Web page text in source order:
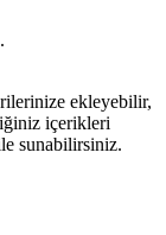
ekleyebilir,
içerikleri
sunabilirsiniz.